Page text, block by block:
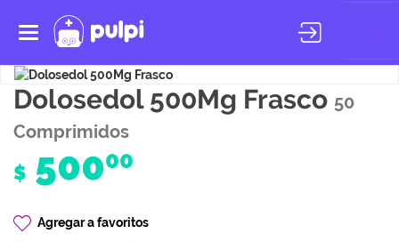
Toggle
navigation
Dolosedol 500Mg Frasco 50
Comprimidos
$ 50000
Agregar a favoritos